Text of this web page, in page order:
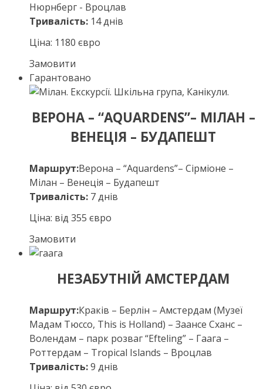
Нюрнберг - Вроцлав
Тривалість: 14 днів
Ціна: 1180 євро
Замовити
Гарантовано
ВЕРОНА – “AQUARDENS”– МІЛАН –
ВЕНЕЦІЯ – БУДАПЕШТ
Маршрут:Верона – “Aquardens”– Сірміоне –
Мілан – Венеція – Будапешт
Тривалість: 7 днів
Ціна: від 355 євро
Замовити
НЕЗАБУТНІЙ АМСТЕРДАМ
Маршрут:Краків – Берлін – Амстердам (Музеї
Мадам Тюссо, This is Holland) – Заансе Сханс –
Волендам – парк розваг “Efteling” – Гаага –
Роттердам – Tropical Islands – Вроцлав
Тривалість:9 днів